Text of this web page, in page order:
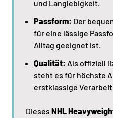
und Langlebigkeit.
Passform: Der
für eine lässige
Alltag geeignet ist.
Qualität: Als offiziell
steht es für höchste
erstklassige
Dieses NHL